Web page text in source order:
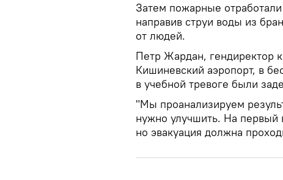
Затем пожарные
направив струи воды из
от людей.
Петр Жардан, гендиректор
Кишиневский аэропорт, в
в учебной тревоге были
"Мы проанализируем
нужно улучшить. На первый
но эвакуация должна